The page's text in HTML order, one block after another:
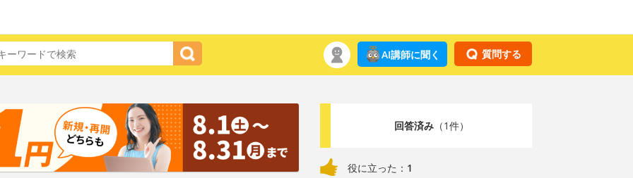
質問する
AI講師に聞く
回答済み（1件）
役に立った： 1